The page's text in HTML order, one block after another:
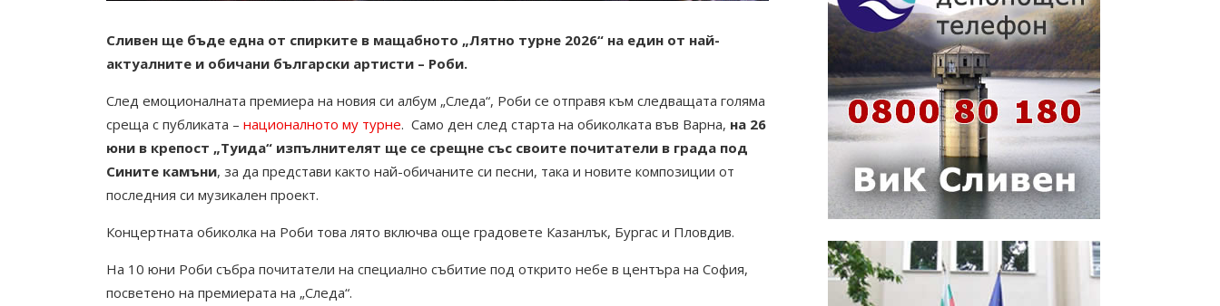
Сливен ще бъде една от спирките в мащабното „Лятно турне 2026“ на един от най-
актуалните и обичани български артисти – Роби.
След емоционалната премиера на новия си албум „Следа“, Роби се отправя към следващата голяма
среща с публиката – националното му турне. Само ден след старта на обиколката във Варна, на 26
юни в крепост „Туида“ изпълнителят ще се срещне със своите почитатели в града под
Сините камъни, за да представи както най-обичаните си песни, така и новите композиции от
последния си музикален проект.
Концертната обиколка на Роби това лято включва още градовете Казанлък, Бургас и Пловдив.
На 10 юни Роби събра почитатели на специално събитие под открито небе в центъра на София,
посветено на премиерата на „Следа“.